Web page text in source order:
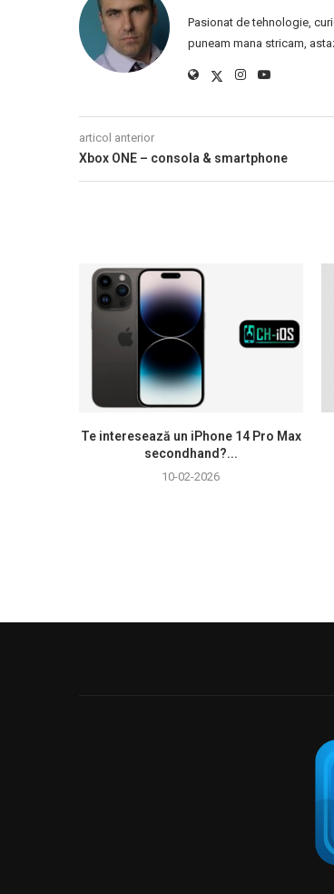
Pasionat de tehnologie,
puneam mana stricam,
articol anterior
Xbox ONE – consola & smartphone
Te interesează un iPhone 14 Pro Max
secondhand?...
10-02-2026